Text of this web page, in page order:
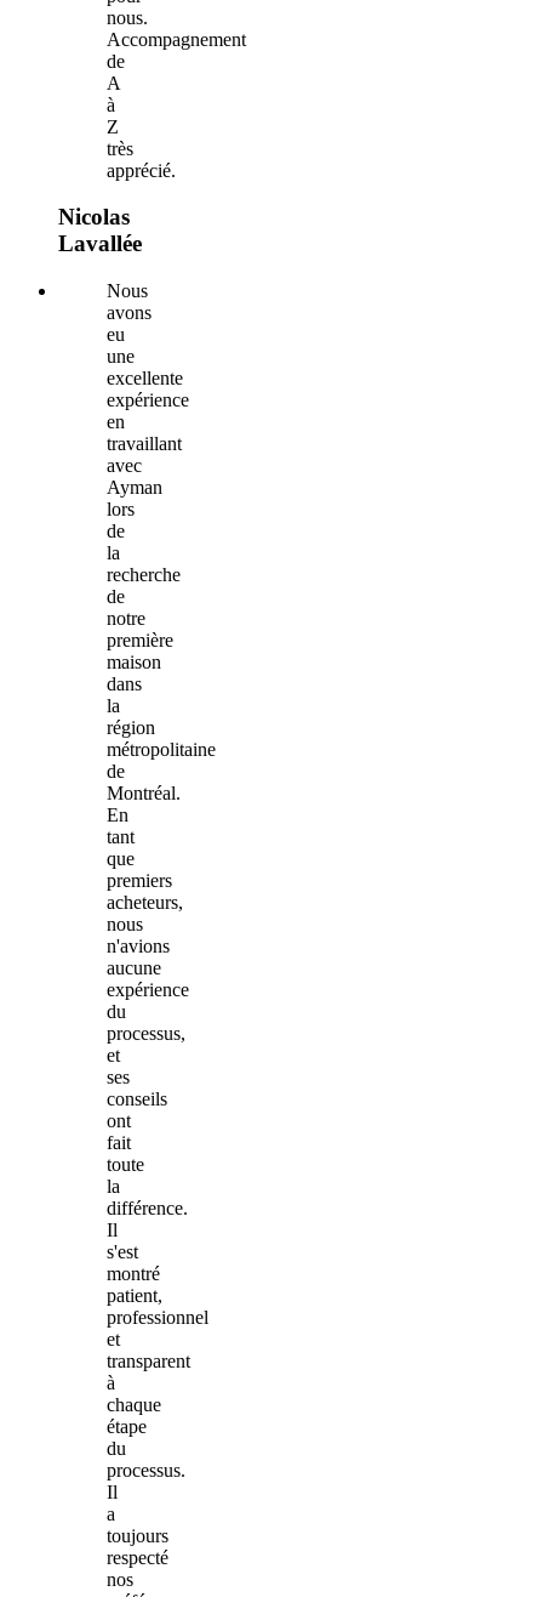
nous.
Accompagnement
de
A
à
Z
très
apprécié.
Nicolas
Lavallée
Nous
avons
eu
une
excellente
expérience
en
travaillant
avec
Ayman
lors
de
la
recherche
de
notre
première
maison
dans
la
région
métropolitaine
de
Montréal.
En
tant
que
premiers
acheteurs,
nous
n'avions
aucune
expérience
du
processus,
et
ses
conseils
ont
fait
toute
la
différence.
Il
s'est
montré
patient,
professionnel
et
transparent
à
chaque
étape
du
processus.
Il
a
toujours
respecté
nos